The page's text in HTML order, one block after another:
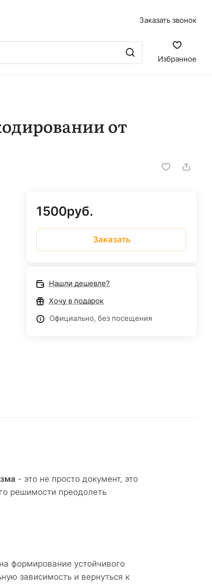
Заказать звонок
Избранное
от
1500руб.
Заказать
Нашли дешевле?
Хочу в подарок
Официально, без посещения
- это не просто документ, это
решимости преодолеть
формирование устойчивого
зависимость и вернуться к